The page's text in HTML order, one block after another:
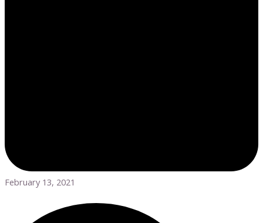
February 13, 2021